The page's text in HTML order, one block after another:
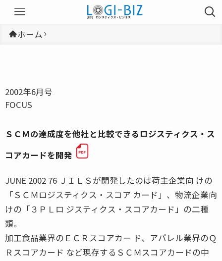
ホーム
2002年6月号
FOCUS
ＳＣＭの達成度を他社と比較できるロジスティクス・ス
コアカードを開発
JUNE 2002 76 ＪＩＬＳが開発したのは荷主企業向 けの
「ＳＣＭロジスティクス・スコア カード」、物流企業向
けの「３ＰＬロ ジスティクス・スコアカード」の二種
類。
加工食品業界のＥＣＲスコアカー ド、アパレル業界のＱ
Ｒスコアカード など現存するＳＣＭスコアカードの中